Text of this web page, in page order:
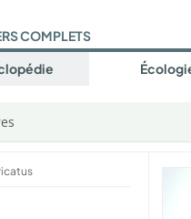
COMPLETS